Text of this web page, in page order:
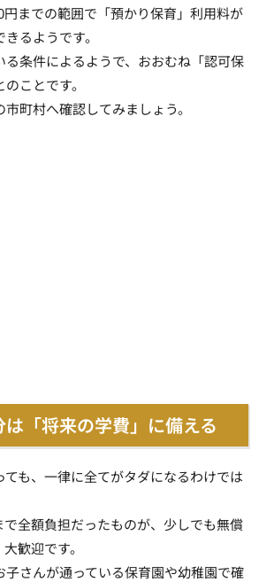
円までの範囲で「預かり保育」利用料が
きるようです。
る条件によるようで、おおむね「認可保
ことです。
町村へ確認してみましょう。
「将来の学費」に備える
ても、一律に全てがタダになるわけでは
で全額負担だったものが、少しでも無償
歓迎です。
子さんが通っている保育園や幼稚園で確